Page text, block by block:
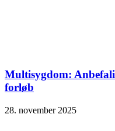
Multisygdom:
forløb
28. november 2025